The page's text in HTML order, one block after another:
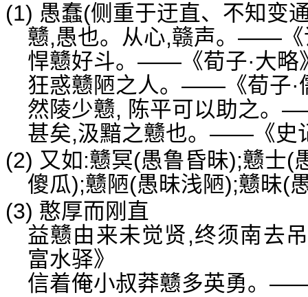
(1) 愚蠢(侧重于迂直、不知变
戆,愚也。从心,赣声。——《
悍戆好斗。——《荀子·大略
狂惑戆陋之人。——《荀子·
然陵少戆, 陈平可以助之。
甚矣,汲黯之戆也。——《史
(2) 又如:戆冥(愚鲁昏昧);戆士(
傻瓜);戆陋(愚昧浅陋);戆昧(
(3) 憨厚而刚直
益戆由来未觉贤,终须南去
富水驿》
信着俺小叔莽戆多英勇。